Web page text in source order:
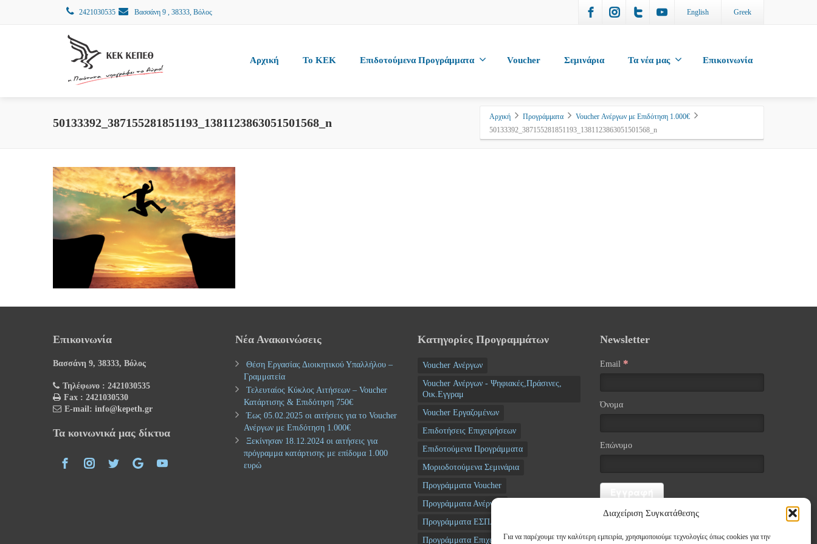
Διαχείριση Συγκατάθεσης
Για να παρέχουμε την καλύτερη εμπειρία, χρησιμοποιούμε τεχνολογίες όπως cookies για την
2421030535 Βασσάνη 9 , 38333, Βόλος English Greek
Αρχική To KEK Επιδοτούμενα Προγράμματα Voucher Σεμινάρια Τα νέα μας Επικοινωνία
50133392_387155281851193_1381123863051501568_n Αρχική Προγράμματα
Voucher Ανέργων με Επιδότηση 1.000€
50133392_387155281851193_1381123863051501568_n
Επικοινωνία
Βασσάνη 9, 38333, Βόλος
Τηλέφωνο : 2421030535
Fax : 2421030530
E-mail: info@kepeth.gr
Τα κοινωνικά μας δίκτυα
Νέα Ανακοινώσεις
Θέση Εργασίας Διοικητικού Υπαλλήλου –
Γραμματεία
Τελευταίος Κύκλος Αιτήσεων – Voucher
Κατάρτισης & Επιδότηση 750€
Έως 05.02.2025 οι αιτήσεις για το Voucher
Ανέργων με Επιδότηση 1.000€
Ξεκίνησαν 18.12.2024 οι αιτήσεις για
πρόγραμμα κατάρτισης με επίδομα 1.000
ευρώ
Κατηγορίες Προγραμμάτων
Voucher Ανέργων
Voucher Ανέργων - Ψηφιακές,Πράσινες,
Οικ.Εγγραμ
Voucher Εργαζομένων
Επιδοτήσεις Επιχειρήσεων
Επιδοτούμενα Προγράμματα
Μοριοδοτούμενα Σεμινάρια
Προγράμματα Voucher
Προγράμματα Ανέργων
Προγράμματα ΕΣΠΑ
Προγράμματα Επιχειρήσεων
Newsletter
Email *
Όνομα
Επώνυμο